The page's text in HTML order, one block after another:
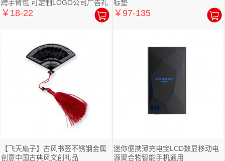
跨手臂包 可定制LOGO公司广告礼
品
￥18-22
标垫
￥97-135
【飞天扇子】古风书签不锈钢金属
创意中国古典风文创礼品
迷你便携薄充电宝LCD数显移动电
源聚合物智能手机通用